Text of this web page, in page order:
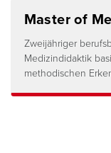
Master of
Zweijähriger
Medizindidaktik
methodischen